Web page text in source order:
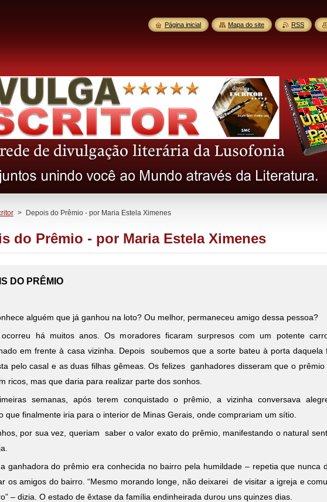
> Depois do Prêmio - por Maria Estela Ximenes
do Prêmio - por Maria Estela Ximenes
DO PRÊMIO
alguém que já ganhou na loto? Ou melhor, permaneceu amigo dessa pessoa?
há muitos anos. Os moradores ficaram surpresos com um potente
em frente à casa vizinha. Depois soubemos que a sorte bateu à porta daquela
pelo casal e as duas filhas gêmeas. Os felizes ganhadores disseram que o prêmio
ricos, mas que daria para realizar parte dos sonhos.
semanas, após terem conquistado o prêmio, a vizinha conversava
que finalmente iria para o interior de Minas Gerais, onde comprariam um sítio.
por sua vez, queriam saber o valor exato do prêmio, manifestando o natural
ganhadora do prêmio era conhecida no bairro pela humildade – repetia que nunca
os amigos do bairro. “Mesmo morando longe, não deixarei de visitar a igreja e
– dizia. O estado de êxtase da família endinheirada durou uns quinzes dias.
Página inicial Mapa do site RSS